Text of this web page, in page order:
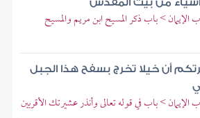
من بيت المقدس
> باب ذكر المسيح ابن مريم والمسيح
أن خيلا تخرج بسفح هذا الجبل
> باب في قوله تعالى وأنذر عشيرتك الأقربين